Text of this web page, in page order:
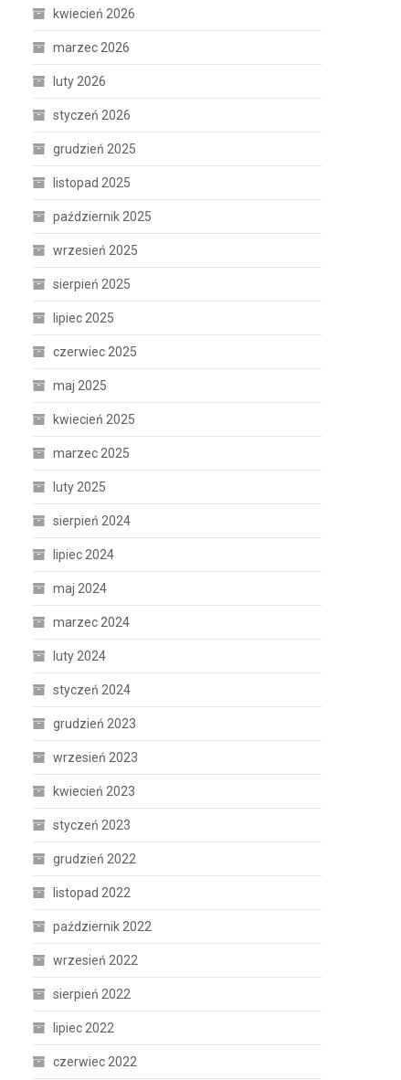
kwiecień 2026
marzec 2026
luty 2026
styczeń 2026
grudzień 2025
listopad 2025
październik 2025
wrzesień 2025
sierpień 2025
lipiec 2025
czerwiec 2025
maj 2025
kwiecień 2025
marzec 2025
luty 2025
sierpień 2024
lipiec 2024
maj 2024
marzec 2024
luty 2024
styczeń 2024
grudzień 2023
wrzesień 2023
kwiecień 2023
styczeń 2023
grudzień 2022
listopad 2022
październik 2022
wrzesień 2022
sierpień 2022
lipiec 2022
czerwiec 2022